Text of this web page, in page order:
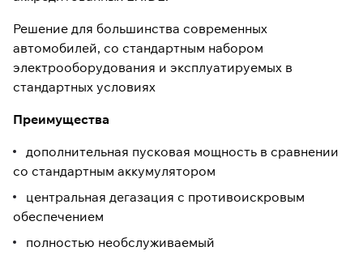
Решение для большинства современных
автомобилей, со стандартным набором
электрооборудования и эксплуатируемых в
стандартных условиях
Преимущества
дополнительная пусковая мощность в сравнении
со стандартным аккумулятором
центральная дегазация с противоискровым
обеспечением
полностью необслуживаемый